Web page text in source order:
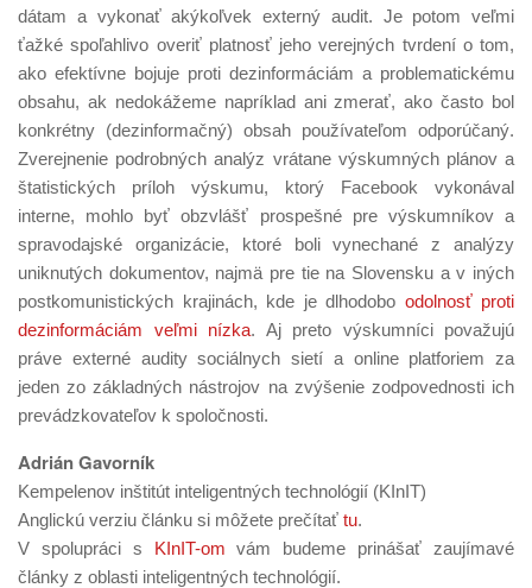
dátam a vykonať akýkoľvek externý audit. Je potom veľmi
ťažké spoľahlivo overiť platnosť jeho verejných tvrdení o tom,
ako efektívne bojuje proti dezinformáciám a problematickému
obsahu, ak nedokážeme napríklad ani zmerať, ako často bol
konkrétny (dezinformačný) obsah používateľom odporúčaný.
Zverejnenie podrobných analýz vrátane výskumných plánov a
štatistických príloh výskumu, ktorý Facebook vykonával
interne, mohlo byť obzvlášť prospešné pre výskumníkov a
spravodajské organizácie, ktoré boli vynechané z analýzy
uniknutých dokumentov, najmä pre tie na Slovensku a v iných
postkomunistických krajinách, kde je dlhodobo odolnosť proti
dezinformáciám veľmi nízka. Aj preto výskumníci považujú
práve externé audity sociálnych sietí a online platforiem za
jeden zo základných nástrojov na zvýšenie zodpovednosti ich
prevádzkovateľov k spoločnosti.
Adrián Gavorník
Kempelenov inštitút inteligentných technológií (KInIT)
Anglickú verziu článku si môžete prečítať tu.
V spolupráci s KInIT-om vám budeme prinášať zaujímavé
články z oblasti inteligentných technológií.